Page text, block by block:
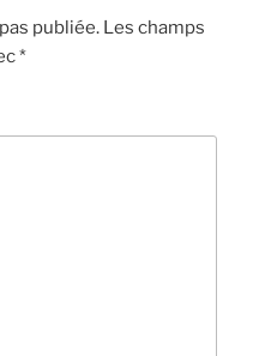
publiée. Les champs
*